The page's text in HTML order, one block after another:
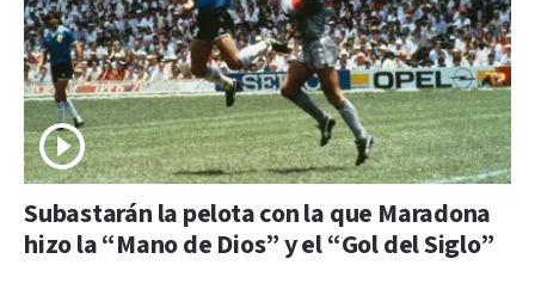
Subastarán la pelota con la que Maradona
hizo la “Mano de Dios” y el “Gol del Siglo”